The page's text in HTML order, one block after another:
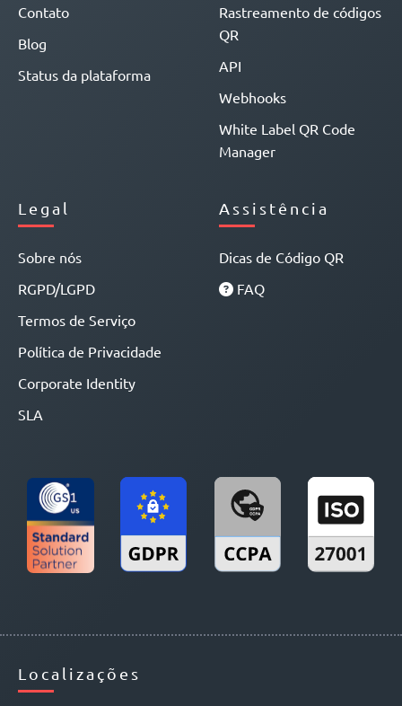
Contato
Blog
Status da plataforma
Rastreamento de códigos
QR
API
Webhooks
White Label QR Code
Manager
Legal
Sobre nós
RGPD/LGPD
Termos de Serviço
Política de Privacidade
Corporate Identity
SLA
Assistência
Dicas de Código QR
FAQ
Localizações